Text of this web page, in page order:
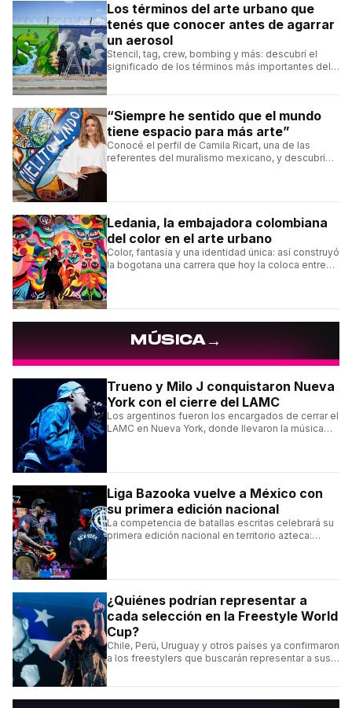
Los términos del arte urbano que
tenés que conocer antes de agarrar
un aerosol
Stencil, tag, crew, bombing y más: descubrí el
significado de los términos más importantes del
“Siempre he sentido que el mundo
tiene espacio para más arte”
Conocé el perfil de Camila Ricart, una de las
referentes del muralismo mexicano, y descubrí
Ledania, la embajadora colombiana
del color en el arte urbano
Color, fantasía y una identidad única: así construyó
la bogotana una carrera que hoy la coloca entre
MÚSICA→
Trueno y Milo J conquistaron Nueva
York con el cierre del LAMC
Los argentinos fueron los encargados de cerrar el
LAMC en Nueva York, donde llevaron la música
Liga Bazooka vuelve a México con
su primera edición nacional
La competencia de batallas escritas celebrará su
primera edición nacional en territorio azteca:
¿Quiénes podrían representar a
cada selección en la Freestyle World
Cup?
Chile, Perú, Uruguay y otros países ya confirmaron
a los freestylers que buscarán representar a sus